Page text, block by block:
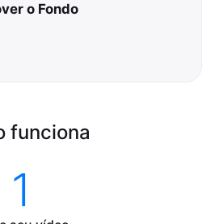
o Fondo
funciona
1